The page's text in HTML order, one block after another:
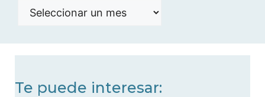
Histórico
Te puede interesar: